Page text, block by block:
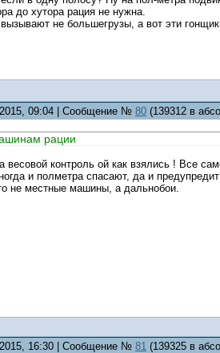
до хутора рация не нужна.
не большегрузы, а вот эти
09:04 | Сообщение № 80 (139312 в
рации
весовой контроль ой как взялись ! Все
и полметра спасают, да и
не местные машины, а дальнобои.
16:30 | Сообщение № 81 (139325 в